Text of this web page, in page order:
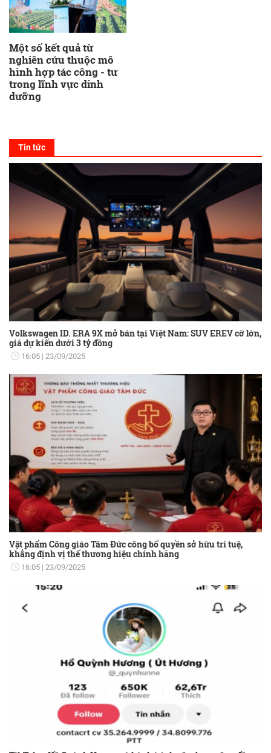
Một số kết quả từ
nghiên cứu thuộc mô
hình hợp tác công - tư
trong lĩnh vực dinh
dưỡng
Tin tức
Volkswagen ID. ERA 9X mở bán tại Việt Nam: SUV EREV cỡ lớn,
giá dự kiến dưới 3 tỷ đồng
16:05 23/09/2025
Vật phẩm Công giáo Tâm Đức công bố quyền sở hữu trí tuệ,
khẳng định vị thế thương hiệu chính hãng
16:05 23/09/2025